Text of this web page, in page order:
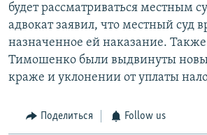
будет рассматриваться местным
адвокат заявил, что местный суд
назначенное ей наказание.
Тимошенко были выдвинуты
краже и уклонении от уплаты
Поделиться Follow us